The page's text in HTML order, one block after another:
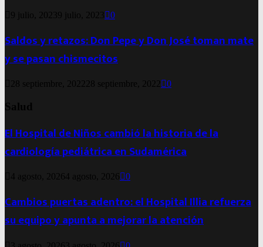
9 julio, 20239 julio, 2023 0
Saldos y retazos: Don Pepe y Don José toman mate
y se pasan chismecitos
28 septiembre, 2022 28 septiembre, 2022 0
Salud
El Hospital de Niños cambió la historia de la
cardiología pediátrica en Sudamérica
4 agosto, 20264 agosto, 2026 0
Cambios puertas adentro: el Hospital Illia refuerza
su equipo y apunta a mejorar la atención